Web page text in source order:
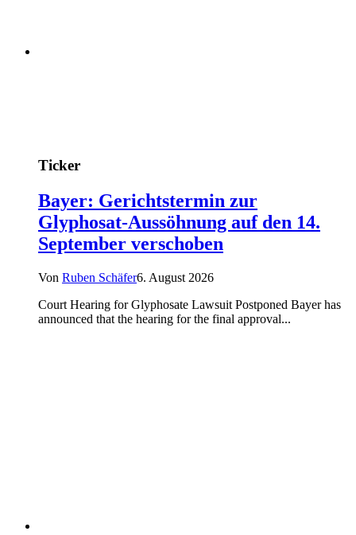
Ticker
Bayer: Gerichtstermin zur
Glyphosat-Aussöhnung auf den 14.
September verschoben
Von Ruben Schäfer6. August 2026
Court Hearing for Glyphosate Lawsuit Postponed Bayer has
announced that the hearing for the final approval...